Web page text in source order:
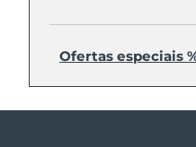
Ofertas especiais